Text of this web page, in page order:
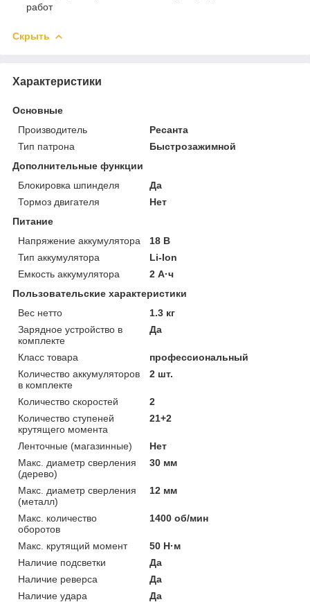
работ
Скрыть
Характеристики
Основные
Производитель
Ресанта
Тип патрона
Быстрозажимной
Дополнительные функции
Блокировка шпинделя
Да
Тормоз двигателя
Нет
Питание
Напряжение аккумулятора
18 В
Тип аккумулятора
Li-Ion
Емкость аккумулятора
2 А·ч
Пользовательские характеристики
Вес нетто
1.3 кг
Зарядное устройство в
комплекте
Да
Класс товара
профессиональный
Количество аккумуляторов
в комплекте
2 шт.
Количество скоростей
2
Количество ступеней
крутящего момента
21+2
Ленточные (магазинные)
Нет
Макс. диаметр сверления
(дерево)
30 мм
Макс. диаметр сверления
(металл)
12 мм
Макс. количество
оборотов
1400 об/мин
Макс. крутящий момент
50 Н·м
Наличие подсветки
Да
Наличие реверса
Да
Наличие удара
Да